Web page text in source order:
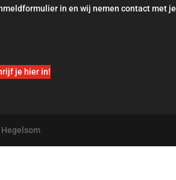
in en wij nemen contact met je
je hier in!
Hegelsom